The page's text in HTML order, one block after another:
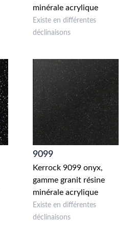
minérale acrylique
Existe en différentes
déclinaisons
9099
Kerrock 9099 onyx,
gamme granit résine
minérale acrylique
Existe en différentes
déclinaisons